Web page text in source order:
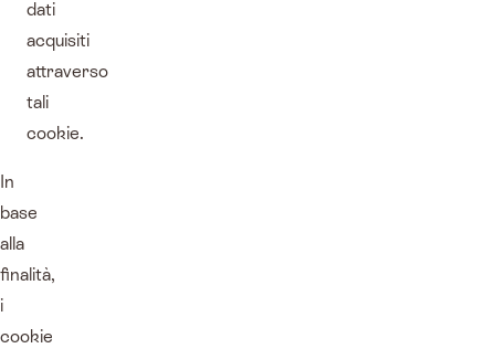
dati
acquisiti
attraverso
tali
cookie.
In
base
alla
finalità,
i
cookie